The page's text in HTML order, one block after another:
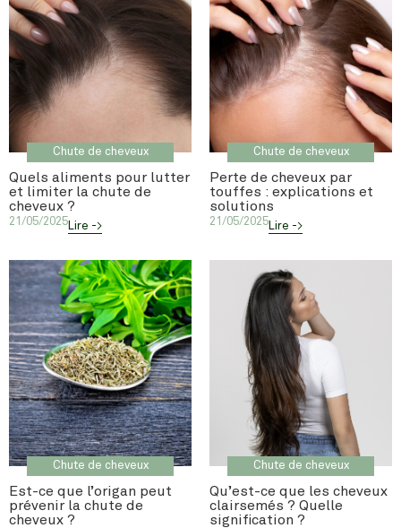
Chute de cheveux
Quels aliments pour lutter
et limiter la chute de
cheveux ?
21/05/2025Lire ->
Chute de cheveux
Perte de cheveux par
touffes : explications et
solutions
21/05/2025Lire ->
Chute de cheveux
Est-ce que l’origan peut
prévenir la chute de
cheveux ?
Chute de cheveux
Qu’est-ce que les cheveux
clairsemés ? Quelle
signification ?